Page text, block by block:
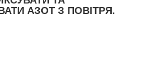
АЗОТ З ПОВІТРЯ.